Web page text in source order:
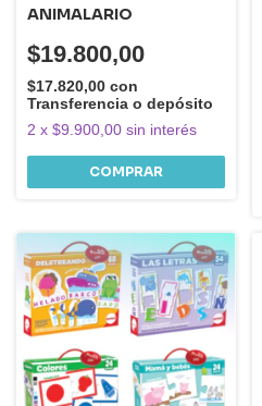
ANIMALARIO
$19.800,00
$17.820,00 con
Transferencia o depósito
2 x $9.900,00 sin interés